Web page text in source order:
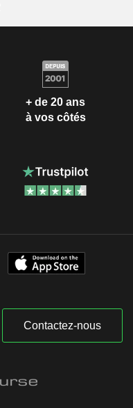
+ de 20 ans
à vos côtés
Contactez-nous